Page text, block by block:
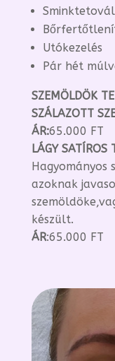
Utókezelés
Pár hét
SZEMÖLDÖK
SZÁLAZOTT
ÁR:65.000 FT
LÁGY SATÍROS
Hagyományos
azoknak
készült.
ÁR:65.000 FT